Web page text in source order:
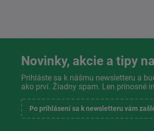
Novinky, akcie a tipy
Prihláste sa k nášmu newsletteru a
ako prví. Žiadny spam. Len prínosné
Po prihlásení sa k newsletteru vám